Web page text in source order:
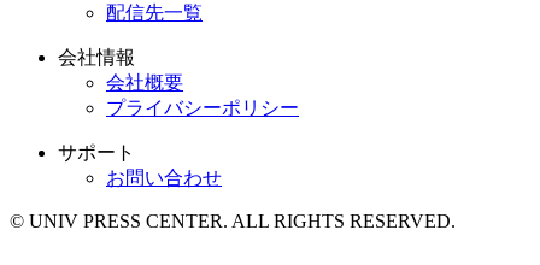
配信先一覧
会社情報
会社概要
プライバシーポリシー
サポート
お問い合わせ
© UNIV PRESS CENTER. ALL RIGHTS RESERVED.